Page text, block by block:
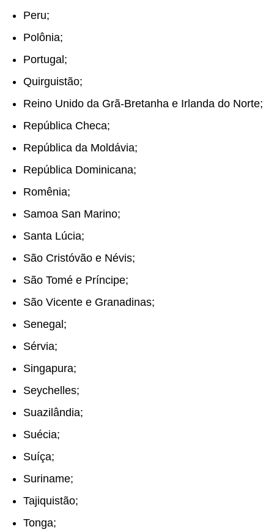
Peru;
Polônia;
Portugal;
Quirguistão;
Reino Unido da Grã-Bretanha e Irlanda do Norte;
República Checa;
República da Moldávia;
República Dominicana;
Romênia;
Samoa San Marino;
Santa Lúcia;
São Cristóvão e Névis;
São Tomé e Príncipe;
São Vicente e Granadinas;
Senegal ;
Sérvia;
Singapura;
Seychelles;
Suazilândia;
Suécia;
Suíça;
Suriname;
Tajiquistão;
Tonga;